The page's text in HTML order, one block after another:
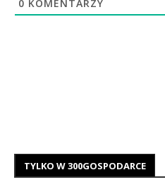
0 KOMENTARZY
TYLKO W 300GOSPODARCE